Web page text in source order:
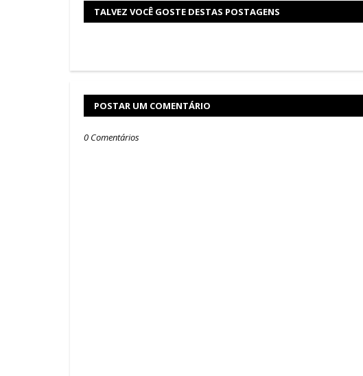
TALVEZ VOCÊ GOSTE DESTAS POSTAGENS
POSTAR UM COMENTÁRIO
0 Comentários